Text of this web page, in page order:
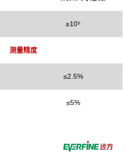
≥10⁵
测量精度
≤2.5%
≤5%